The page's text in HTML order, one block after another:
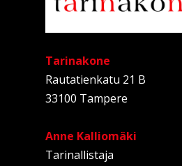
Tarinakone
Rautatienkatu 21 B
33100 Tampere
Anne Kalliomäki
Tarinallistaja